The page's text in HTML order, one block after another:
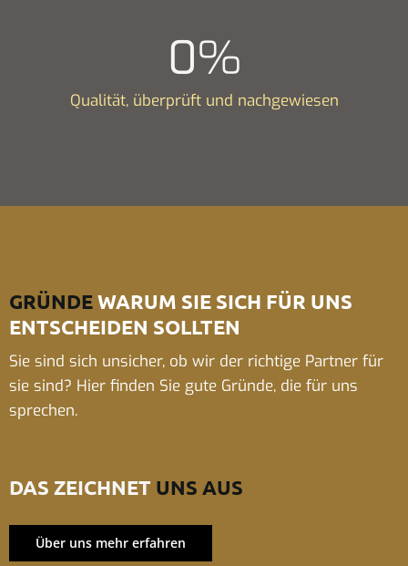
0%
Qualität, überprüft und nachgewiesen
GRÜNDEWARUM SIE SICH FÜR UNS
ENTSCHEIDEN SOLLTEN
Sie sind sich unsicher, ob wir der richtige Partner für
sie sind? Hier finden Sie gute Gründe, die für uns
sprechen.
DAS ZEICHNET UNS AUS
Über uns mehr erfahren